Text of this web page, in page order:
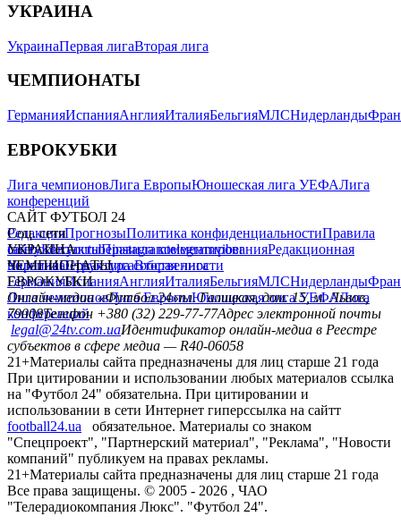
УКРАИНА
УкраинаПервая лигаВторая лига
ЧЕМПИОНАТЫ
ГерманияИспанияАнглияИталияБельгияМЛСНидерланды
ЕВРОКУБКИ
Лига чемпионовЛига ЕвропыЮношеская лига УЕФАЛига
конференций
САЙТ ФУТБОЛ 24
РедакцияПрогнозыПолитика конфиденциальностиПравила
сайтуКонтактыПравила комментированияРедакционная
политикаСтруктура собственности
Соц. сети
facebookxyoutubeinstagramtelegramviber
УКРАИНА
УкраинаПервая лигаВторая лига
ЧЕМПИОНАТЫ
ГерманияИспанияАнглияИталияБельгияМЛСНидерланды
ЕВРОКУБКИ
Лига чемпионовЛига ЕвропыЮношеская лига УЕФАЛига
конференций
Онлайн-медиа «Футбол 24»пл. Галицкая, дом. 15, м. Львов,
79008Телефон +380 (32) 229-77-77Адрес электронной почты
legal@24tv.com.uaИдентификатор онлайн-медиа в Реестре
субъектов в сфере медиа — R40-06058
21+Материалы сайта предназначены для лиц старше 21 года
При цитировании и использовании любых материалов ссылка
на "Футбол 24" обязательна. При цитировании и
использовании в сети Интернет гиперссылка на сайтт
football24.ua
обязательное. Материалы со знаком
"Спецпроект", "Партнерский материал", "Реклама", "Новости
компаний" публикуем на правах рекламы.
21+Материалы сайта предназначены для лиц старше 21 года
Все права защищены. © 2005 - 2026 , ЧАО
"Телерадиокомпания Люкс". "Футбол 24".